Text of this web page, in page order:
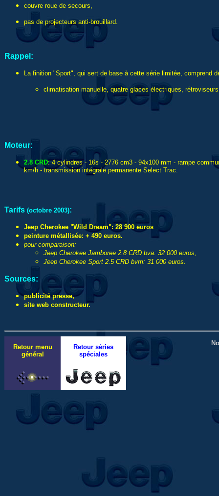
couvre roue de secours,
pas de projecteurs anti-brouillard.
Rappel:
La finition "Sport", qui sert de base à cette série limitée, comprend
climatisation manuelle, quatre glaces électriques,
Moteur:
2.8 CRD: 4 cylindres - 16s - 2776 cm3 - 94x100 mm - rampe
km/h - transmission intégrale permanente Select Trac.
Tarifs (octobre 2003):
Jeep Cherokee "Wild Dream": 28 900 euros
peinture métallisée: + 490 euros.
pour comparaison:
Jeep Cherokee Jamboree 2.8 CRD bva: 32 000 euros,
Jeep Cherokee Sport 2.5 CRD bvm: 31 000 euros.
Sources:
publicité presse,
site web constructeur.
Retour menu
général
Retour séries
spéciales